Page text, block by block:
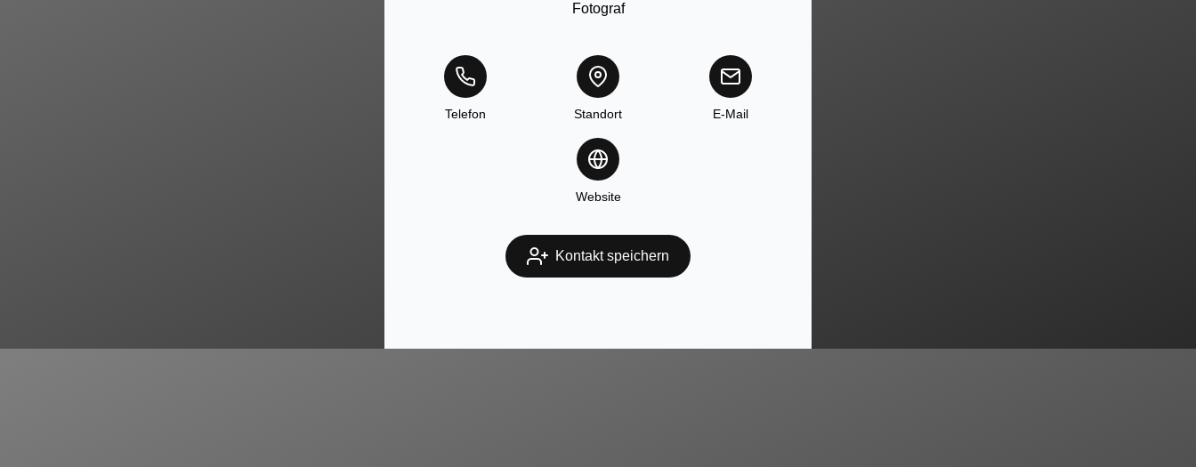
Fotograf
Telefon Standort E-Mail
Website
Kontakt speichern